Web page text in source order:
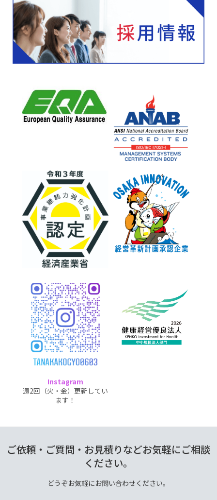
Instagram
週2回（火・金）更新してい
ます！
ご依頼・ご質問・お見積りなどお気軽にご相談
ください。
どうぞお気軽にお問い合わせください。